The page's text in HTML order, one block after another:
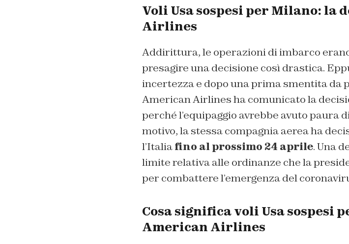
Voli Usa sospesi per Milano: la
Airlines
Addirittura, le operazioni di imbarco
presagire una decisione così drastica.
incertezza e dopo una prima smentita da
American Airlines ha comunicato la
perché l’equipaggio avrebbe avuto paura
motivo, la stessa compagnia aerea ha
l’Italiafino al prossimo 24 aprile. Una
limite relativa alle ordinanze che la
per combattere l’emergenza del
Cosa significa voli Usa sospesi
American Airlines